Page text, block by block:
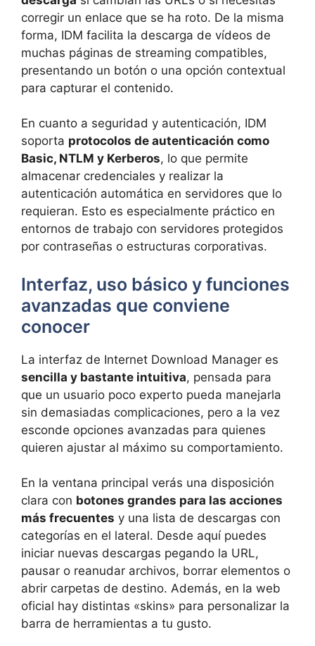
corregir un enlace que se ha roto. De la misma
forma, IDM facilita la descarga de vídeos de
muchas páginas de streaming compatibles,
presentando un botón o una opción contextual
para capturar el contenido.
En cuanto a seguridad y autenticación, IDM
soporta protocolos de autenticación como
Basic, NTLM y Kerberos, lo que permite
almacenar credenciales y realizar la
autenticación automática en servidores que lo
requieran. Esto es especialmente práctico en
entornos de trabajo con servidores protegidos
por contraseñas o estructuras corporativas.
Interfaz, uso básico y funciones
avanzadas que conviene
conocer
La interfaz de Internet Download Manager es
sencilla y bastante intuitiva, pensada para
que un usuario poco experto pueda manejarla
sin demasiadas complicaciones, pero a la vez
esconde opciones avanzadas para quienes
quieren ajustar al máximo su comportamiento.
En la ventana principal verás una disposición
clara con botones grandes para las acciones
más frecuentes y una lista de descargas con
categorías en el lateral. Desde aquí puedes
iniciar nuevas descargas pegando la URL,
pausar o reanudar archivos, borrar elementos o
abrir carpetas de destino. Además, en la web
oficial hay distintas «skins» para personalizar la
barra de herramientas a tu gusto.